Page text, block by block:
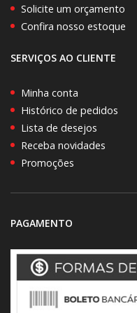
Solicite um orçamento
Confira nosso estoque
SERVIÇOS AO CLIENTE
Minha conta
Histórico de pedidos
Lista de desejos
Receba novidades
Promoções
PAGAMENTO